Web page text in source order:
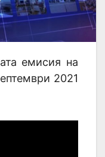
емисия на
2021